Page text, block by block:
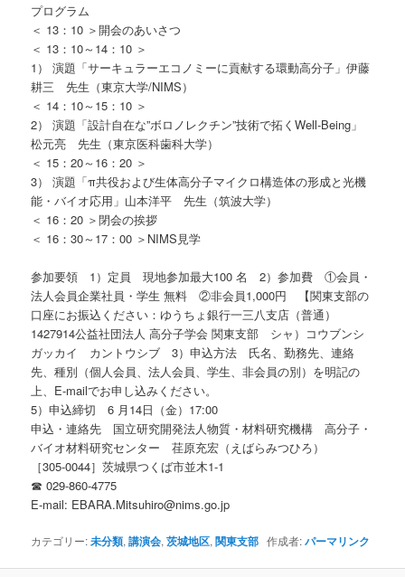
プログラム
＜ 13：10 ＞開会のあいさつ
＜ 13：10～14：10 ＞
1） 演題「サーキュラーエコノミーに貢献する環動高分子」伊藤
耕三 先生（東京大学/NIMS）
＜ 14：10～15：10 ＞
2） 演題「設計自在な”ボロノレクチン”技術で拓くWell-Being」
松元亮 先生（東京医科歯科大学）
＜ 15：20～16：20 ＞
3） 演題「π共役および生体高分子マイクロ構造体の形成と光機
能・バイオ応用」山本洋平 先生（筑波大学）
＜ 16：20 ＞閉会の挨拶
＜ 16：30～17：00 ＞NIMS見学
参加要領 1）定員 現地参加最大100 名 2）参加費 ①会員・
法人会員企業社員・学生 無料 ②非会員1,000円 【関東支部の
口座にお振込ください：ゆうちょ銀行一三八支店（普通）
1427914公益社団法人 高分子学会 関東支部 シャ）コウブンシ
ガッカイ カントウシブ 3）申込方法 氏名、勤務先、連絡
先、種別（個人会員、法人会員、学生、非会員の別）を明記の
上、E-mailでお申し込みください。
5）申込締切 6 月14日（金）17:00
申込・連絡先 国立研究開発法人物質・材料研究機構 高分子・
バイオ材料研究センター 荏原充宏（えばらみつひろ）
［305-0044］茨城県つくば市並木1-1
☎ 029-860-4775
E-mail: EBARA.Mitsuhiro@nims.go.jp
カテゴリー:未分類,講演会,茨城地区,関東支部 作成者:パーマリンク